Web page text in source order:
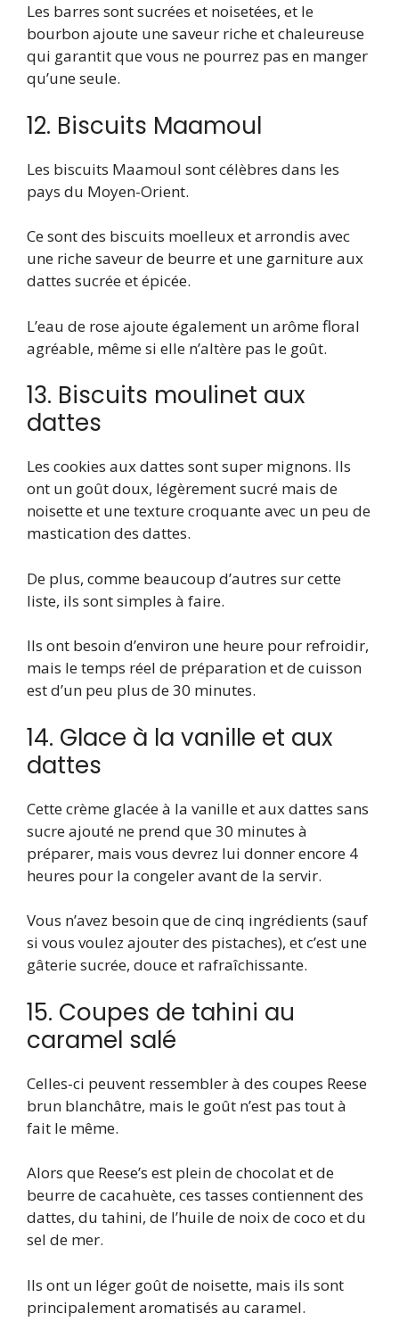
Les barres sont sucrées et noisetées, et le
bourbon ajoute une saveur riche et chaleureuse
qui garantit que vous ne pourrez pas en manger
qu’une seule.
12. Biscuits Maamoul
Les biscuits Maamoul sont célèbres dans les
pays du Moyen-Orient.
Ce sont des biscuits moelleux et arrondis avec
une riche saveur de beurre et une garniture aux
dattes sucrée et épicée.
L’eau de rose ajoute également un arôme floral
agréable, même si elle n’altère pas le goût.
13. Biscuits moulinet aux
dattes
Les cookies aux dattes sont super mignons. Ils
ont un goût doux, légèrement sucré mais de
noisette et une texture croquante avec un peu de
mastication des dattes.
De plus, comme beaucoup d’autres sur cette
liste, ils sont simples à faire.
Ils ont besoin d’environ une heure pour refroidir,
mais le temps réel de préparation et de cuisson
est d’un peu plus de 30 minutes.
14. Glace à la vanille et aux
dattes
Cette crème glacée à la vanille et aux dattes sans
sucre ajouté ne prend que 30 minutes à
préparer, mais vous devrez lui donner encore 4
heures pour la congeler avant de la servir.
Vous n’avez besoin que de cinq ingrédients (sauf
si vous voulez ajouter des pistaches), et c’est une
gâterie sucrée, douce et rafraîchissante.
15. Coupes de tahini au
caramel salé
Celles-ci peuvent ressembler à des coupes Reese
brun blanchâtre, mais le goût n’est pas tout à
fait le même.
Alors que Reese’s est plein de chocolat et de
beurre de cacahuète, ces tasses contiennent des
dattes, du tahini, de l’huile de noix de coco et du
sel de mer.
Ils ont un léger goût de noisette, mais ils sont
principalement aromatisés au caramel.